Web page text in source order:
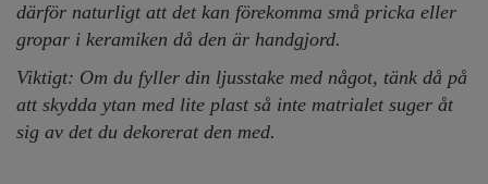
därför naturligt att det kan förekomma små pricka eller
gropar i keramiken då den är handgjord.
Viktigt: Om du fyller din ljusstake med något, tänk då på
att skydda ytan med lite plast så inte matrialet suger åt
sig av det du dekorerat den med.